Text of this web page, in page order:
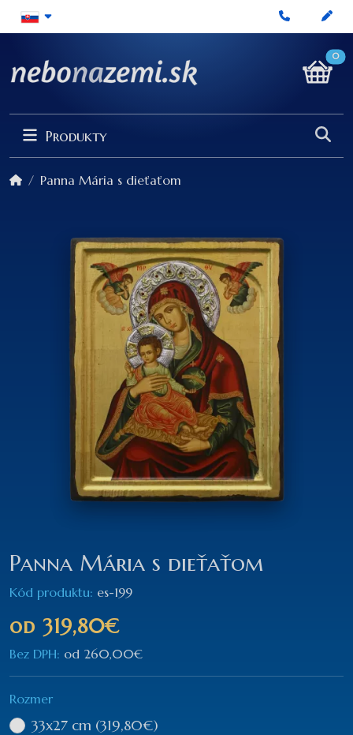
0
Produkty
Panna Mária s dieťaťom
Panna Mária s dieťaťom
Kód produktu: es-199
od 319,80€
Bez DPH: od 260,00€
Rozmer
33x27 cm (319,80€)